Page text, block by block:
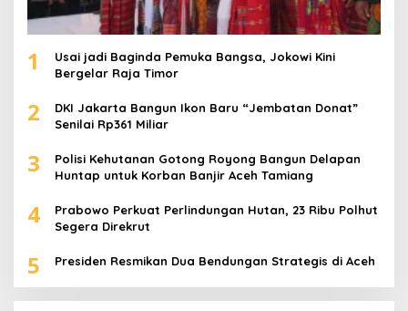
1
Usai jadi Baginda Pemuka Bangsa, Jokowi Kini
Bergelar Raja Timor
2
DKI Jakarta Bangun Ikon Baru “Jembatan Donat”
Senilai Rp361 Miliar
3
Polisi Kehutanan Gotong Royong Bangun Delapan
Huntap untuk Korban Banjir Aceh Tamiang
4
Prabowo Perkuat Perlindungan Hutan, 23 Ribu Polhut
Segera Direkrut
5 Presiden Resmikan Dua Bendungan Strategis di Aceh